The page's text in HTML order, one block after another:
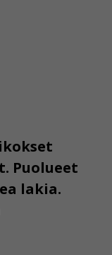
Puolueet
lakia.